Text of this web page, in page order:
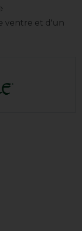
ventre et d'un